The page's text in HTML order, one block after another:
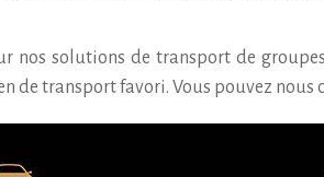
nos solutions de transport de
de transport favori. Vous pouvez nous